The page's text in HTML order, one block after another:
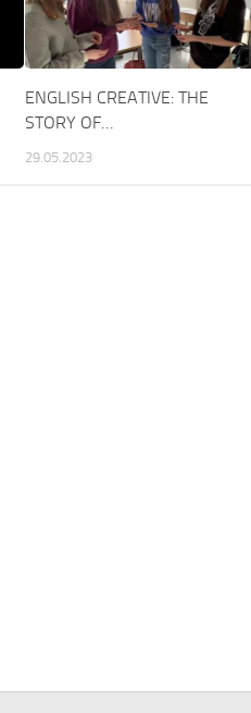
ENGLISH CREATIVE: THE
STORY OF…
29.05.2023